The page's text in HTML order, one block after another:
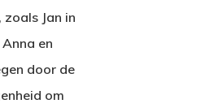
zoals Jan in
en
door de
om